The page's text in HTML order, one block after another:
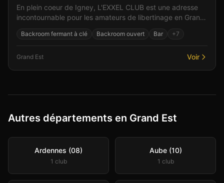
En plein coeur de Igney, L'EXXEL CLUB est une adresse
incontournable pour les amateurs de libertinage en Grand
Backroom fermant à clé Backroom ouvert Bar +7
Grand Est Voir
Autres départements en Grand Est
Ardennes (08)
1 club
Aube (10)
1 club